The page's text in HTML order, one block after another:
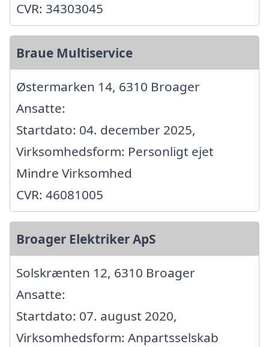
CVR: 34303045
Braue Multiservice
Østermarken 14, 6310 Broager
Ansatte:
Startdato: 04. december 2025,
Virksomhedsform: Personligt ejet
Mindre Virksomhed
CVR: 46081005
Broager Elektriker ApS
Solskrænten 12, 6310 Broager
Ansatte:
Startdato: 07. august 2020,
Virksomhedsform: Anpartsselskab